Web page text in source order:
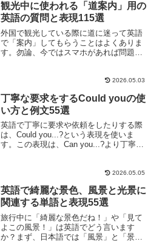
観光中に使われる「道案内」用の
英語の質問と表現115選
外国で観光している際に道に迷って英語
で「案内」してもらうことはよくありま
す。勿論、今ではスマホがあれば問題な
り、Wi-Fiが無い場所だって少なくは無い
2026.05.03
丁寧な要求をするCould youの使
い方と例文55選
英語で丁寧に要求や依頼をしたりする際
は、Could you...?という表現を使いま
す。この表現は、Can you...?より丁寧な
2026.05.05
英語で綺麗な景色、風景と光景に
関連する単語と表現55選
旅行中に「綺麗な景色だね！」や「見て
よこの風景！」は英語でどう言います
か？まず、日本語では「風景」と「景